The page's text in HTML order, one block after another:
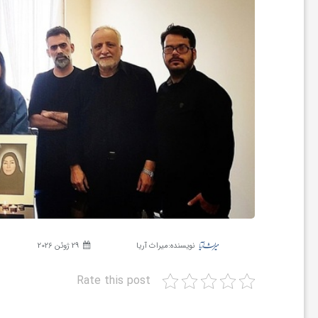
نویسنده:میراث آریا 29 ژوئن 2026
Rate this post